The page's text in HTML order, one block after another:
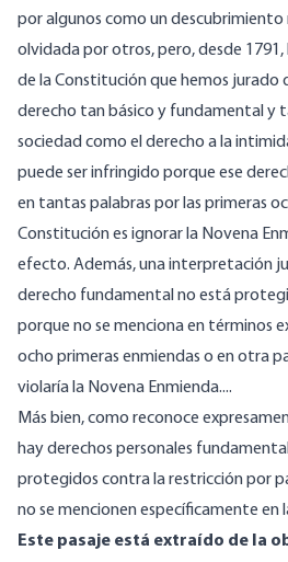
por algunos como un descubrimiento
olvidada por otros, pero, desde 1791,
de la Constitución que hemos jurado
derecho tan básico y fundamental y
sociedad como el derecho a la
puede ser infringido porque ese
en tantas palabras por las primeras
Constitución es ignorar la Novena
efecto. Además, una interpretación
derecho fundamental no está
porque no se menciona en términos
ocho primeras enmiendas o en otra
violaría la Novena Enmienda....
Más bien, como reconoce
hay derechos personales
protegidos contra la restricción por
no se mencionen específicamente en
Este pasaje está extraído de la